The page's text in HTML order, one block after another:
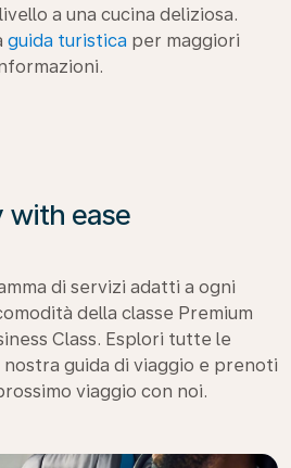
a una cucina deliziosa.
guida turistica per maggiori
with ease
di servizi adatti a ogni
della classe Premium
Class. Esplori tutte le
guida di viaggio e prenoti
viaggio con noi.